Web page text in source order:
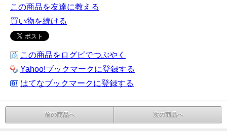
この商品を友達に教える
買い物を続ける
この商品をログピでつぶやく
Yahoo!ブックマークに登録する
はてなブックマークに登録する
前の商品へ 次の商品へ